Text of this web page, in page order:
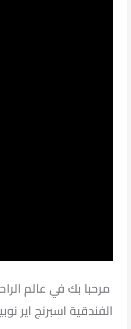
مرحبا بك في عالم
الفندقية اسبرنج اير